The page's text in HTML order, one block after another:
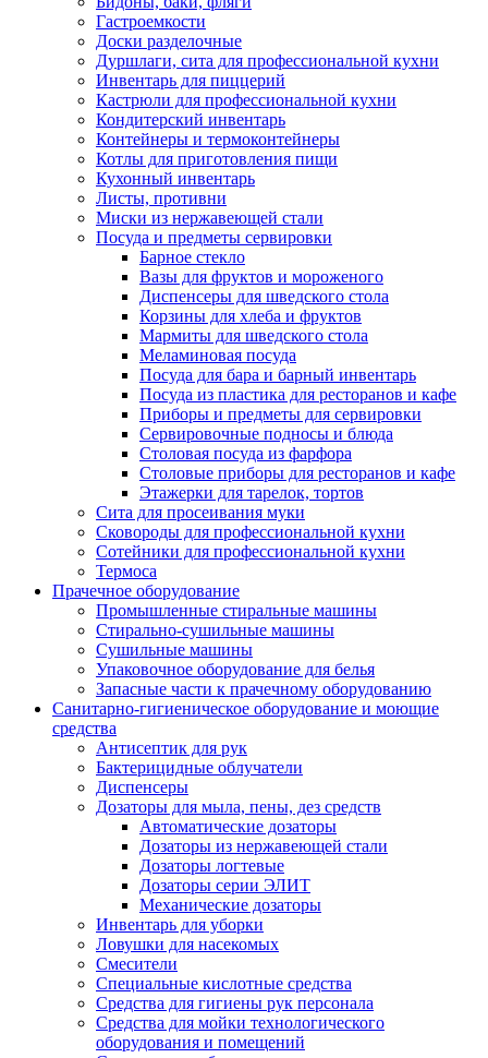
Гастроемкости
Доски разделочные
Дуршлаги, сита для профессиональной кухни
Инвентарь для пиццерий
Кастрюли для профессиональной кухни
Кондитерский инвентарь
Контейнеры и термоконтейнеры
Котлы для приготовления пищи
Кухонный инвентарь
Листы, противни
Миски из нержавеющей стали
Посуда и предметы сервировки
Барное стекло
Вазы для фруктов и мороженого
Диспенсеры для шведского стола
Корзины для хлеба и фруктов
Мармиты для шведского стола
Меламиновая посуда
Посуда для бара и барный инвентарь
Посуда из пластика для ресторанов и кафе
Приборы и предметы для сервировки
Сервировочные подносы и блюда
Столовая посуда из фарфора
Столовые приборы для ресторанов и кафе
Этажерки для тарелок, тортов
Сита для просеивания муки
Сковороды для профессиональной кухни
Сотейники для профессиональной кухни
Термоса
Прачечное оборудование
Промышленные стиральные машины
Стирально-сушильные машины
Сушильные машины
Упаковочное оборудование для белья
Запасные части к прачечному оборудованию
Санитарно-гигиеническое оборудование и моющие
средства
Антисептик для рук
Бактерицидные облучатели
Диспенсеры
Дозаторы для мыла, пены, дез средств
Автоматические дозаторы
Дозаторы из нержавеющей стали
Дозаторы логтевые
Дозаторы серии ЭЛИТ
Механические дозаторы
Инвентарь для уборки
Ловушки для насекомых
Смесители
Специальные кислотные средства
Средства для гигиены рук персонала
Средства для мойки технологического
оборудования и помещений